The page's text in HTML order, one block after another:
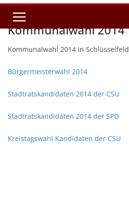
Kommunalwahl 2014
Kommunalwahl 2014 in Schlüsselfeld
Bürgermeisterwahl 2014
Stadtratskandidaten 2014 der CSU
Stadtratskandidaten 2014 der SPD
Kreistagswahl Kandidaten der CSU